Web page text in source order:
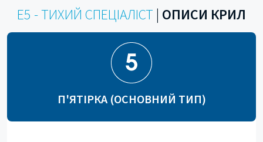
Е5 - ТИХИЙ СПЕЦІАЛІСТ | ОПИСИ КРИЛ
П'ЯТІРКА (ОСНОВНИЙ ТИП)